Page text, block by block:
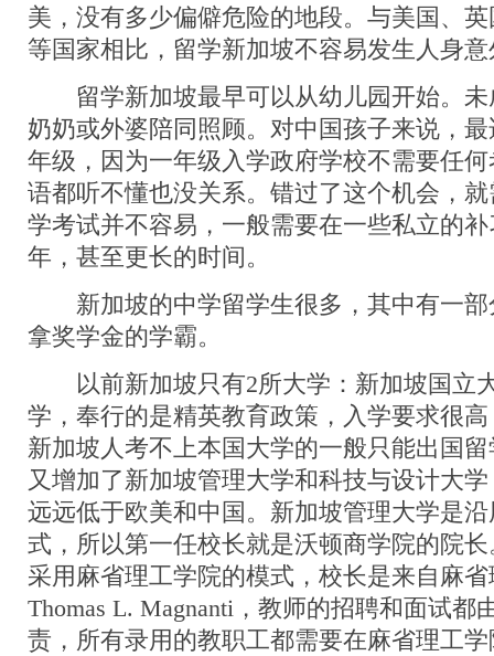
美，没有多少偏僻危险的地段。与美国、
等国家相比，留学新加坡不容易发生人身意
留学新加坡最早可以从幼儿园开始。未
奶奶或外婆陪同照顾。对中国孩子来说，
年级，因为一年级入学政府学校不需要任
语都听不懂也没关系。错过了这个机会，
学考试并不容易，一般需要在一些私立的
年，甚至更长的时间。
新加坡的中学留学生很多，其中有一部
拿奖学金的学霸。
以前新加坡只有2所大学：新加坡国立
学，奉行的是精英教育政策，入学要求很
新加坡人考不上本国大学的一般只能出国
又增加了新加坡管理大学和科技与设计大
远远低于欧美和中国。新加坡管理大学是
式，所以第一任校长就是沃顿商学院的院
采用麻省理工学院的模式，校长是来自麻
Thomas L. Magnanti，教师的招聘和面试都
责，所有录用的教职工都需要在麻省理工